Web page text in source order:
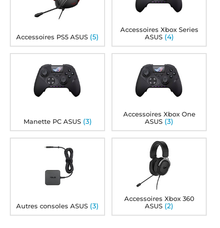
Accessoires PS5 ASUS (5)
Accessoires Xbox Series
ASUS (4)
Manette PC ASUS (3)
Accessoires Xbox One
ASUS (3)
Autres consoles ASUS (3)
Accessoires Xbox 360
ASUS (2)